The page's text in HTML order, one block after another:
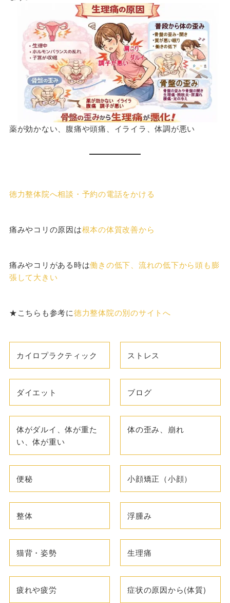
薬が効かない、腹痛や頭痛、イライラ、体調が悪い
徳力整体院へ相談・予約の電話をかける
痛みやコリの原因は根本の体質改善から
痛みやコリがある時は働きの低下、流れの低下から頭も膨
張して大きい
★こちらも参考に徳力整体院の別のサイトへ
カイロプラクティック ストレス
ダイエット ブログ
体がダルイ、体が重た
い、体が重い
体の歪み、崩れ
便秘 小顔矯正（小顔）
整体 浮腫み
猫背・姿勢 生理痛
疲れや疲労 症状の原因から(体質)